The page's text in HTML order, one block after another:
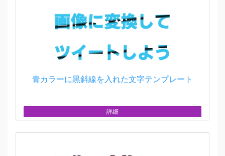
青カラーに黒斜線を入れた文字テンプレート
詳細